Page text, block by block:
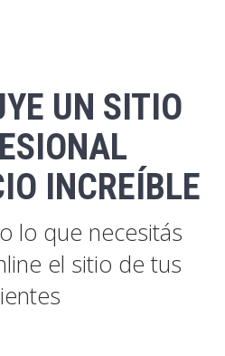
UN SITIO
INCREÍBLE
lo que necesitás
el sitio de tus